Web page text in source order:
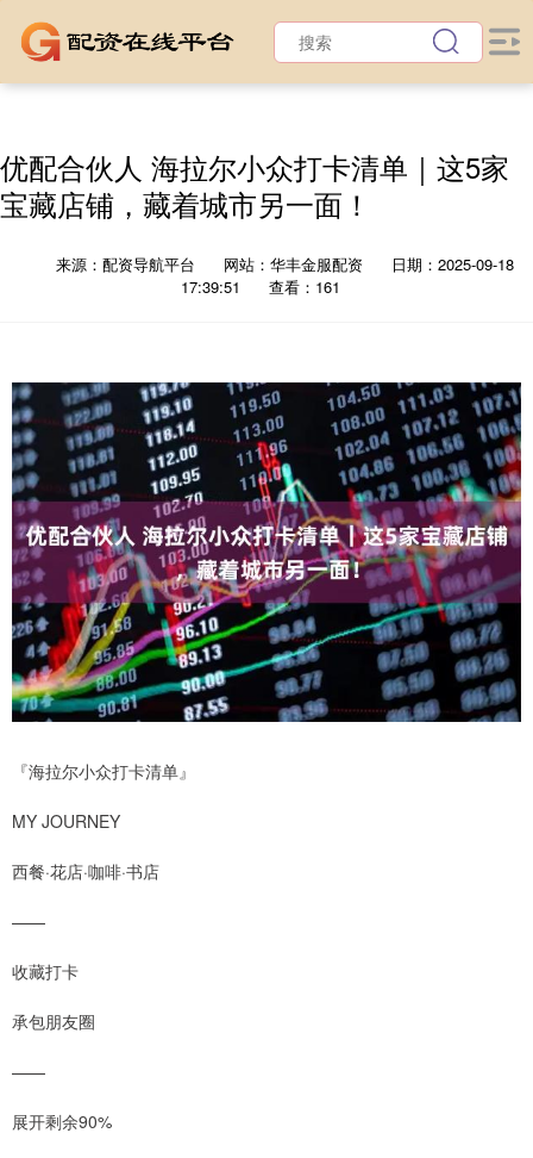
优配合伙人 海拉尔小众打卡清单｜这5家
宝藏店铺，藏着城市另一面！
来源：配资导航平台 网站：华丰金服配资
日期：2025-09-18
17:39:51
查看：161
『海拉尔小众打卡清单』
MY JOURNEY
西餐·花店·咖啡·书店
——
收藏打卡
承包朋友圈
——
展开剩余90%